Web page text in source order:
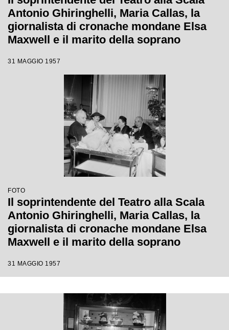
Antonio Ghiringhelli, Maria Callas, la
giornalista di cronache mondane Elsa
Maxwell e il marito della soprano
ristorante Savini a Milano
31 MAGGIO 1957
FOTO
Il soprintendente del Teatro alla Scala
Antonio Ghiringhelli, Maria Callas, la
giornalista di cronache mondane Elsa
Maxwell e il marito della soprano
ristorante Savini a Milano
31 MAGGIO 1957